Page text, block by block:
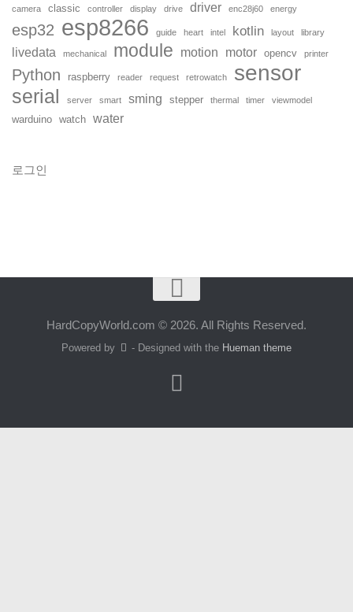
camera classic controller display drive driver enc28j60 energy
esp32 esp8266 guide heart intel kotlin layout library
livedata mechanical module motion motor opencv printer
Python raspberry reader request retrowatch sensor
serial server smart sming stepper thermal timer viewmodel
warduino watch water
로그인
HardCopyWorld.com © 2026. All Rights Reserved.
Powered by - Designed with the Hueman theme